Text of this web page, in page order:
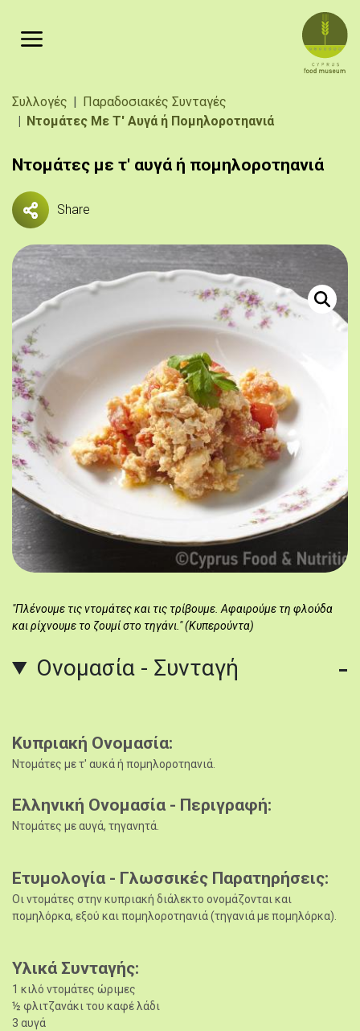
Breadcrumb
Συλλογές
Παραδοσιακές Συνταγές
Ντομάτες Με Τ' Αυγά ή Πομηλοροτηανιά
Ντομάτες με τ' αυγά ή πομηλοροτηανιά
Share
©
"Πλένουμε τις ντομάτες και τις τρίβουμε. Αφαιρούμε τη φλούδα
και ρίχνουμε το ζουμί στο τηγάνι." (Κυπερούντα)
Ονομασία - Συνταγή
Κυπριακή Ονομασία
Ντομάτες με τ' αυκά ή πομηλοροτηανιά.
Ελληνική Ονομασία - Περιγραφή
Ντομάτες με αυγά, τηγανητά.
Ετυμολογία - Γλωσσικές Παρατηρήσεις
Οι ντομάτες στην κυπριακή διάλεκτο ονομάζονται και
πομηλόρκα, εξού και πομηλοροτηανιά (τηγανιά με πομηλόρκα).
Υλικά Συνταγής
1 κιλό ντομάτες ώριμες
½ φλιτζανάκι του καφέ λάδι
3 αυγά